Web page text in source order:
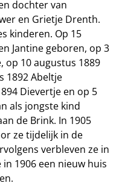
dochter van
en Grietje Drenth.
kinderen. Op 15
Jantine geboren, op 3
op 10 augustus 1889
1892 Abeltje
Dievertje en op 5
als jongste kind
de Brink. In 1905
ze tijdelijk in de
verbleven ze in
1906 een nieuw huis